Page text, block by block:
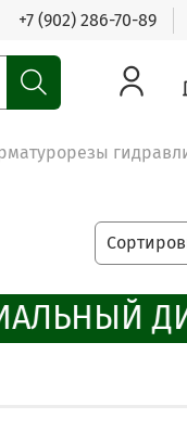
+7 (902) 286-70-89